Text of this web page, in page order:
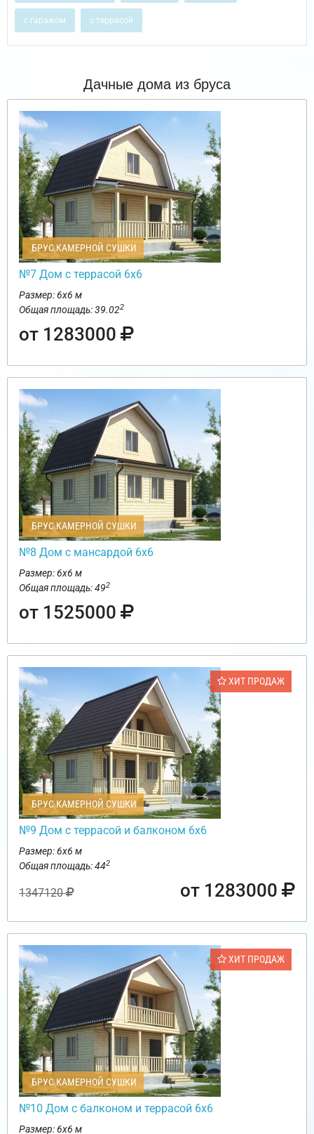
с гаражом с террасой
Дачные дома из бруса
БРУС КАМЕРНОЙ СУШКИ
№7 Дом с террасой 6х6
Размер: 6х6 м
Общая площадь: 39.022
от 1283000
БРУС КАМЕРНОЙ СУШКИ
№8 Дом с мансардой 6х6
Размер: 6х6 м
Общая площадь: 492
от 1525000
ХИТ ПРОДАЖ
БРУС КАМЕРНОЙ СУШКИ
№9 Дом с террасой и балконом 6х6
Размер: 6х6 м
Общая площадь: 442
1347120 от 1283000
ХИТ ПРОДАЖ
БРУС КАМЕРНОЙ СУШКИ
№10 Дом с балконом и террасой 6х6
Размер: 6х6 м